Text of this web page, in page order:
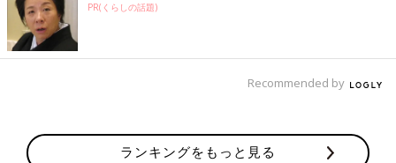
サロンパスなら妊娠中でも貼って大丈夫と薬剤師さんに言わ
れ、腰痛が酷い時に貼ってます！
💬 1♥0
に貼ってみます✨
PR(くらしの話題)
Recommended by
ランキングをもっと見る